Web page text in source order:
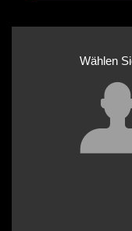
Wählen